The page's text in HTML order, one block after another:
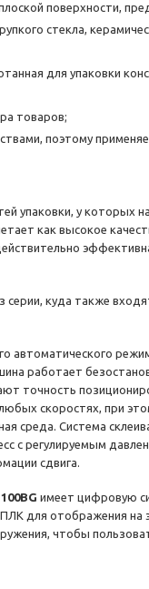
поверхности,
стекла,
для упаковки
товаров;
поэтому
упаковки, у которых на
как высокое
серии, куда также
автоматического
работает
точность
скоростях, при
среда. Система
с регулируемым
сдвига.
имеет цифровую
для отображения на
чтобы